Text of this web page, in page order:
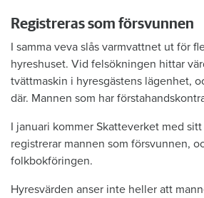
Registreras som försvunnen
I samma veva slås varmvattnet ut för
hyreshuset. Vid felsökningen hittar
tvättmaskin i hyresgästens lägenhet,
där. Mannen som har
I januari kommer Skatteverket med
registrerar mannen som försvunnen,
folkbokföringen.
Hyresvärden anser inte heller att